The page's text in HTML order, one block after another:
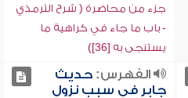
جزء من محاضرة ( شرح الترمذي
- باب ما جاء في كراهية ما
يستنجى به [36])
الفهرس:حديث
جابر في سبب نزول